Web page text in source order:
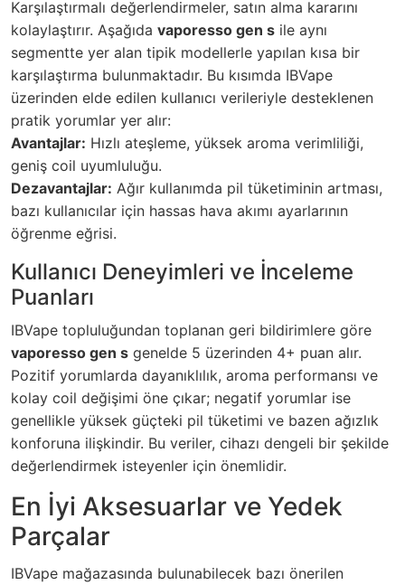
Karşılaştırmalı değerlendirmeler, satın alma kararını
kolaylaştırır. Aşağıda vaporesso gen s ile aynı
segmentte yer alan tipik modellerle yapılan kısa bir
karşılaştırma bulunmaktadır. Bu kısımda IBVape
üzerinden elde edilen kullanıcı verileriyle desteklenen
pratik yorumlar yer alır:
Avantajlar: Hızlı ateşleme, yüksek aroma verimliliği,
geniş coil uyumluluğu.
Dezavantajlar: Ağır kullanımda pil tüketiminin artması,
bazı kullanıcılar için hassas hava akımı ayarlarının
öğrenme eğrisi.
Kullanıcı Deneyimleri ve İnceleme
Puanları
IBVape topluluğundan toplanan geri bildirimlere göre
vaporesso gen s genelde 5 üzerinden 4+ puan alır.
Pozitif yorumlarda dayanıklılık, aroma performansı ve
kolay coil değişimi öne çıkar; negatif yorumlar ise
genellikle yüksek güçteki pil tüketimi ve bazen ağızlık
konforuna ilişkindir. Bu veriler, cihazı dengeli bir şekilde
değerlendirmek isteyenler için önemlidir.
En İyi Aksesuarlar ve Yedek
Parçalar
IBVape mağazasında bulunabilecek bazı önerilen